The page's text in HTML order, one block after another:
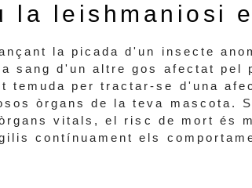
la leishmaniosi
la picada d'un insecte
sang d'un altre gos afectat pel
temuda per tractar-se d'una
òrgans de la teva mascota.
vitals, el risc de mort és
contínuament els